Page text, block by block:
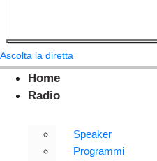
Ascolta la diretta
Home
Radio
Speaker
Programmi